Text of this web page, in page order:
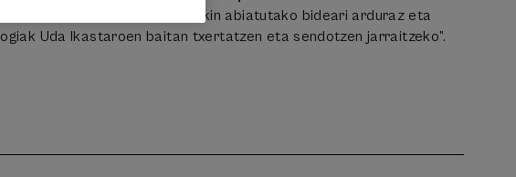
Gipuzkoako Foru Aldundiarekin abiatutako bideari arduraz eta
Uda Ikastaroen baitan txertatzen eta sendotzen jarraitzeko”.